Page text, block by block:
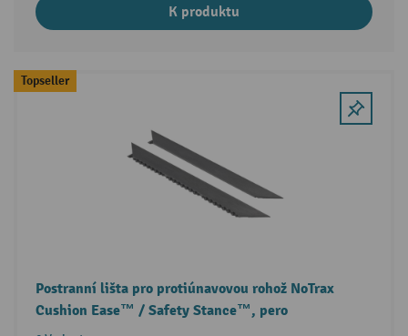
K produktu
Topseller
Postranní lišta pro protiúnavovou rohož NoTrax
Cushion Ease™ / Safety Stance™, pero